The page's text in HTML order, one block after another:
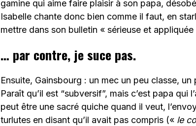
gamine qui aime faire plaisir à son papa,
Isabelle chante donc bien comme il faut, en
mettre dans son bulletin « sérieuse et appliquée
… par contre, je suce pas.
Ensuite, Gainsbourg : un mec un peu classe,
Paraît qu’il est “subversif”, mais c’est papa qui
peut être une sacré quiche quand il veut,
turlutes en disant qu’il avait pas compris (« le